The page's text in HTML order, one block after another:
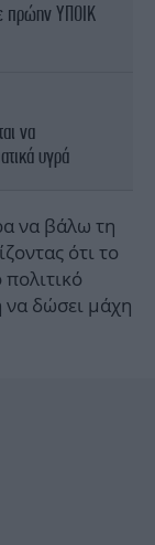
πρώην ΥΠΟΙΚ
να
υγρά
να βάλω τη
ότι το
να δώσει μάχη